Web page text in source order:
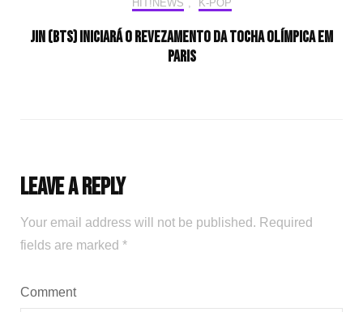
HIT!NEWS K-POP
Jin (BTS) iniciará o revezamento da tocha olímpica em
Paris
Leave a Reply
Your email address will not be published. Required
fields are marked *
Comment